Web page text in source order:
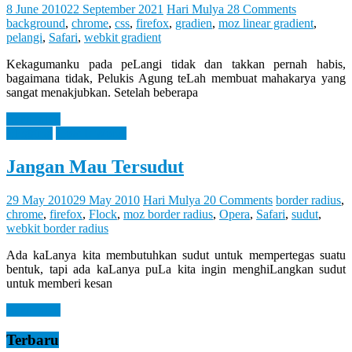
You
Feel
It
8 June 201022 September 2021 Hari Mulya 28 Comments
background, chrome, css, firefox, gradien, moz linear gradient,
pelangi, Safari, webkit gradient
Kekagumanku pada peLangi tidak dan takkan pernah habis,
bagaimana tidak, Pelukis Agung teLah membuat mahakarya yang
sangat menakjubkan. Setelah beberapa
Jangan Mau Tersudut
29 May 201029 May 2010 Hari Mulya 20 Comments border radius,
chrome, firefox, Flock, moz border radius, Opera, Safari, sudut,
webkit border radius
Ada kaLanya kita membutuhkan sudut untuk mempertegas suatu
bentuk, tapi ada kaLanya puLa kita ingin menghiLangkan sudut
untuk memberi kesan
Terbaru